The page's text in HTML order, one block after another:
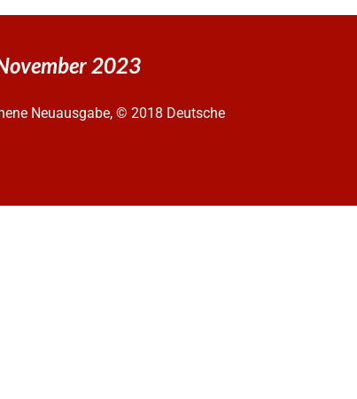
2023
Neuausgabe, © 2018 Deutsche